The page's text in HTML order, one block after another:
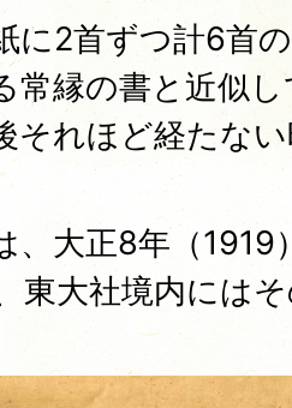
に2首ずつ計6首
常縁の書と近似
それほど経たな
、大正8年（1919
東大社境内には